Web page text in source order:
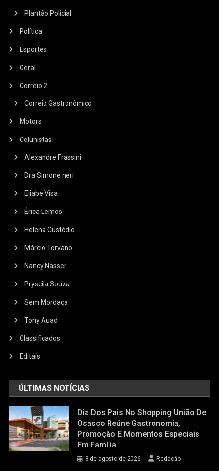
Plantão Policial
Política
Esportes
Geral
Correio 2
Correio Gastronômico
Motors
Colunistas
Alexandre Frassini
Dra Simone neri
Eliabe Visa
Érica Lemos
Helena Custódio
Márcio Torvano
Nancy Nasser
Pryscila Souza
Sem Mordaça
Tony Auad
Classificados
Editais
ÚLTIMAS NOTÍCIAS
Dia Dos Pais No Shopping União De
Osasco Reúne Gastronomia,
Promoção E Momentos Especiais
Em Família
8 de agosto de 2026 Redação